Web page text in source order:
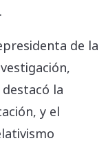
de la
la
y el